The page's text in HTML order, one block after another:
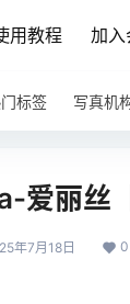
用教程 加入
标签 写真机
爱丽丝
25年7月18日 0